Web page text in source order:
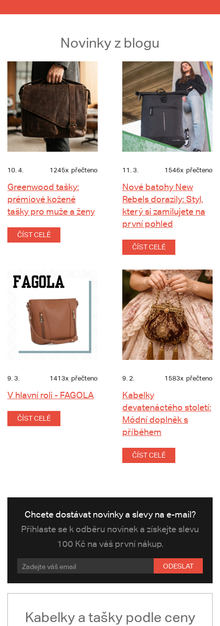
Novinky z blogu
10. 4. 1245x přečteno
Greenwood tašky:
prémiové kožené
tašky pro muže a ženy
ČÍST CELÉ
11. 3. 1546x přečteno
Nové batohy New
Rebels dorazily: Styl,
který si zamilujete na
první pohled
ČÍST CELÉ
9. 3. 1413x přečteno
V hlavní roli - FAGOLA
ČÍST CELÉ
9. 2. 1583x přečteno
Kabelky
devatenáctého století:
Módní doplněk s
příběhem
ČÍST CELÉ
Chcete dostávat novinky a slevy na e-mail?
Přihlaste se k odběru novinek a získejte slevu
100 Kč na váš první nákup.
ODESLAT
Kabelky a tašky podle ceny